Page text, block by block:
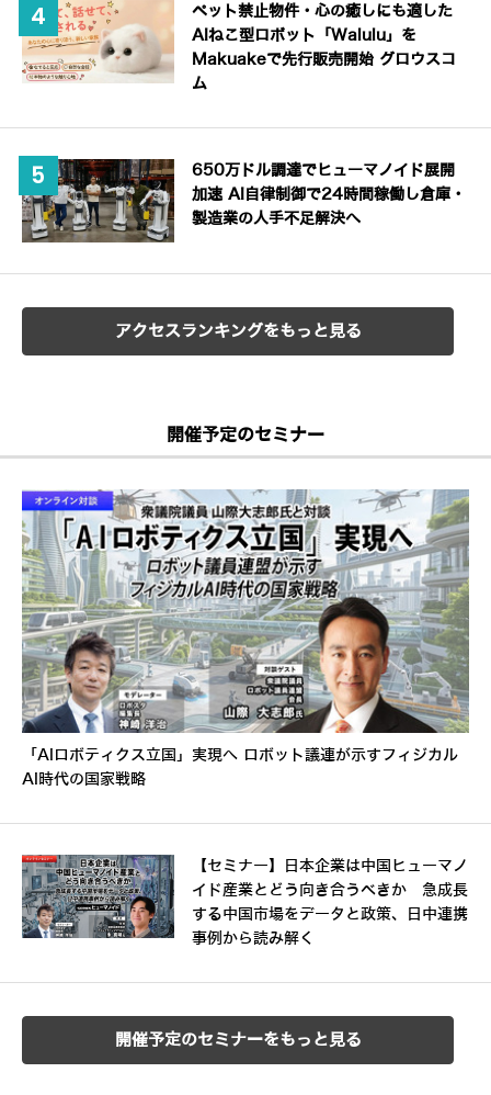
ペット禁止物件・心の癒しにも適した
AIねこ型ロボット「Walulu」を
Makuakeで先行販売開始 グロウスコ
ム
650万ドル調達でヒューマノイド展開
加速 AI自律制御で24時間稼働し倉庫・
製造業の人手不足解決へ
アクセスランキングをもっと見る
開催予定のセミナー
「AIロボティクス立国」実現へ ロボット議連が示すフィジカル
AI時代の国家戦略
【セミナー】日本企業は中国ヒューマノ
イド産業とどう向き合うべきか 急成長
する中国市場をデータと政策、日中連携
事例から読み解く
開催予定のセミナーをもっと見る